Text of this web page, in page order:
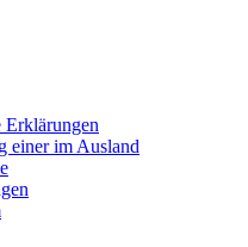
Erklärungen
einer im Ausland